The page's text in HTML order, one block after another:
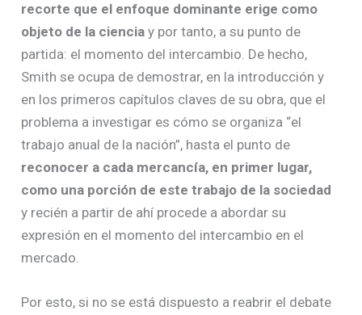
recorte que el enfoque dominante erige como
objeto de la ciencia y por tanto, a su punto de
partida: el momento del intercambio. De hecho,
Smith se ocupa de demostrar, en la introducción y
en los primeros capítulos claves de su obra, que el
problema a investigar es cómo se organiza “el
trabajo anual de la nación”, hasta el punto de
reconocer a cada mercancía, en primer lugar,
como una porción de este trabajo de la sociedad
y recién a partir de ahí procede a abordar su
expresión en el momento del intercambio en el
mercado.
Por esto, si no se está dispuesto a reabrir el debate